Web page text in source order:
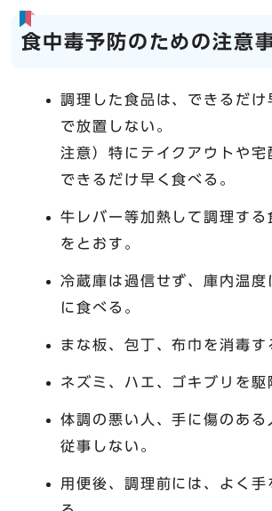
食中毒予防のための注意
調理した食品は、できるだけ
で放置しない。
注意）特にテイクアウトや宅
できるだけ早く食べる。
牛レバー等加熱して調理する
をとおす。
冷蔵庫は過信せず、庫内温度
に食べる。
まな板、包丁、布巾を消毒す
ネズミ、ハエ、ゴキブリを駆
体調の悪い人、手に傷のある
従事しない。
用便後、調理前には、よく手